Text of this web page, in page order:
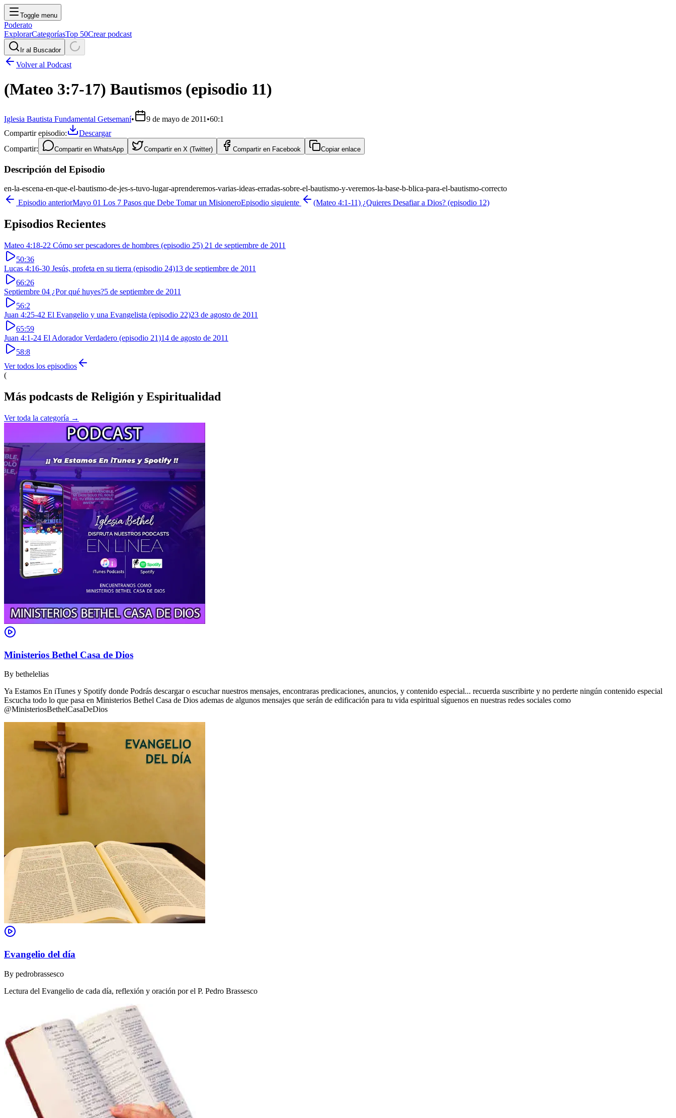
Toggle menu
Poderato
ExplorarCategoríasTop 50Crear podcast
Ir al Buscador
Volver al Podcast
(Mateo 3:7-17) Bautismos (episodio 11)
Iglesia Bautista Fundamental Getsemaní• 9 de mayo de 2011 •60:1
Compartir episodio:
Descargar
Compartir:
Compartir en WhatsApp Compartir en X (Twitter) Compartir en Facebook Copiar enlace
Descripción del Episodio
en-la-escena-en-que-el-bautismo-de-jes-s-tuvo-lugar-aprenderemos-varias-ideas-erradas-sobre-el-bautismo-y-veremos-la-base-b-blica-para-el-bautismo-correcto
Episodio anteriorMayo 01 Los 7 Pasos que Debe Tomar un MisioneroEpisodio siguiente (Mateo 4:1-11) ¿Quieres Desafiar a Dios? (episodio 12)
Episodios Recientes
Mateo 4:18-22 Cómo ser pescadores de hombres (episodio 25) 21 de septiembre de 2011
50:36
Lucas 4:16-30 Jesús, profeta en su tierra (episodio 24)13 de septiembre de 2011
66:26
Septiembre 04 ¿Por qué huyes?5 de septiembre de 2011
56:2
Juan 4:25-42 El Evangelio y una Evangelista (episodio 22)23 de agosto de 2011
65:59
Juan 4:1-24 El Adorador Verdadero (episodio 21)14 de agosto de 2011
58:8
Ver todos los episodios
(
Más podcasts de Religión y Espiritualidad
Ver toda la categoría →
Ministerios Bethel Casa de Dios
By bethelelias
Ya Estamos En iTunes y Spotify donde Podrás descargar o escuchar nuestros mensajes, encontraras predicaciones, anuncios, y contenido especial... recuerda suscribirte y no perderte ningún contenido especial
Escucha todo lo que pasa en Ministerios Bethel Casa de Dios ademas de algunos mensajes que serán de edificación para tu vida espiritual síguenos en nuestras redes sociales como
@MinisteriosBethelCasaDeDios
Evangelio del día
By pedrobrassesco
Lectura del Evangelio de cada día, reflexión y oración por el P. Pedro Brassesco